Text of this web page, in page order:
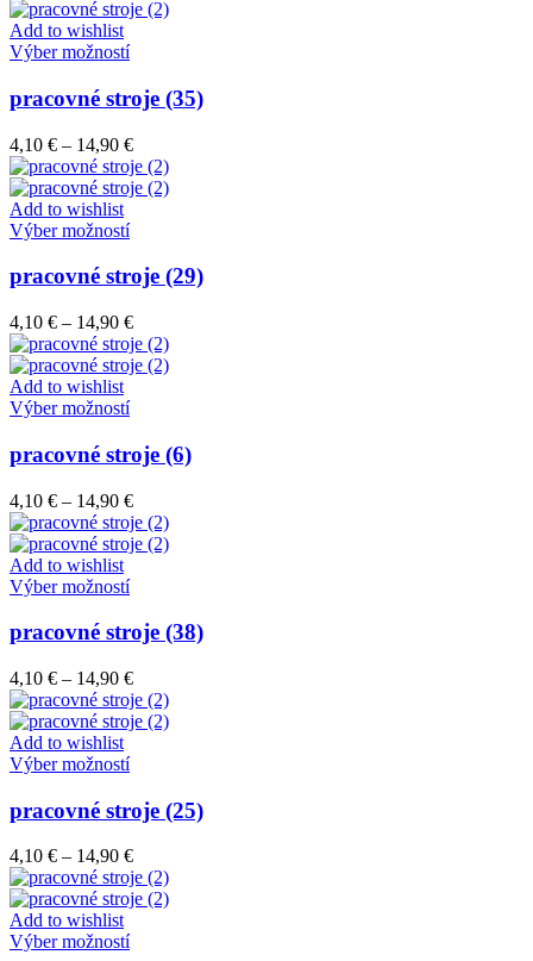
môžete
vybrať
na
stránke
produktu.
4,10 €
Add to wishlist
Výber možnostíTento
má
viacero
variantov.
Možnosti
si
môžete
vybrať
na
stránke
produktu.
pracovné stroje (35)
4,10 € – 14,90 €Price
range:
4,10 €
Add to wishlist
Výber možnostíTento
má
viacero
variantov.
Možnosti
si
môžete
vybrať
na
stránke
produktu.
pracovné stroje (29)
4,10 € – 14,90 €Price
range:
4,10 €
Add to wishlist
Výber možnostíTento
má
viacero
variantov.
Možnosti
si
môžete
vybrať
na
stránke
produktu.
pracovné stroje (6)
4,10 € – 14,90 €Price
range:
4,10 €
Add to wishlist
Výber možnostíTento
má
viacero
variantov.
Možnosti
si
môžete
vybrať
na
stránke
produktu.
pracovné stroje (38)
4,10 € – 14,90 €Price
range:
4,10 €
Add to wishlist
Výber možnostíTento
má
viacero
variantov.
Možnosti
si
môžete
vybrať
na
pracovné stroje (25)
4,10 € – 14,90 €Price
range:
4,10 €
Add to wishlist
Výber možnostíTento